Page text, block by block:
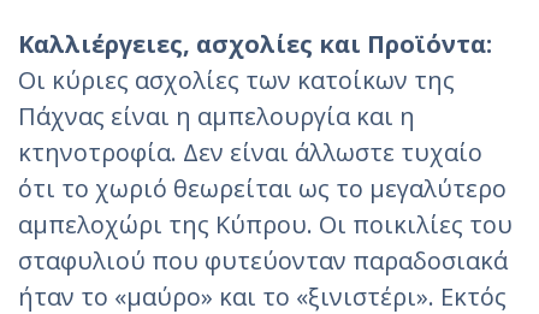
Καλλιέργειες, ασχολίες και Προϊόντα:
Οι κύριες ασχολίες των κατοίκων της
Πάχνας είναι η αμπελουργία και η
κτηνοτροφία. Δεν είναι άλλωστε τυχαίο
ότι το χωριό θεωρείται ως το μεγαλύτερο
αμπελοχώρι της Κύπρου. Οι ποικιλίες του
σταφυλιού που φυτεύονταν παραδοσιακά
ήταν το «μαύρο» και το «ξινιστέρι». Εκτός